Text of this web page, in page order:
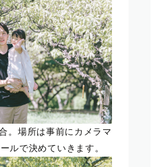
。場所は事前にカメラマ
ルで決めていきます。